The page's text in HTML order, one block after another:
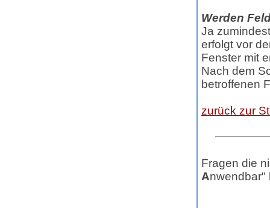
Werden
Ja
erfolgt vor
Fenster mit
Nach dem
betroffenen
zurück zur
Fragen die
Anwendbar"